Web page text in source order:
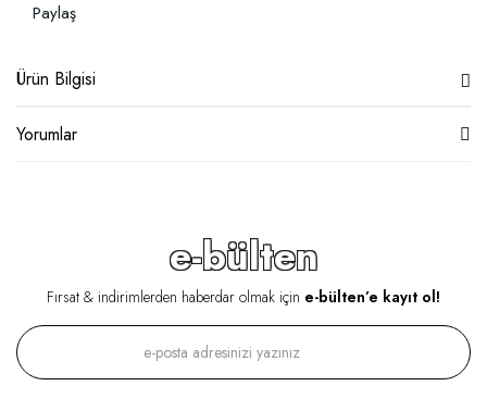
Paylaş
Ürün Bilgisi
Yorumlar
e-bülten
Fırsat & indirimlerden haberdar olmak için e-bülten’e kayıt ol!